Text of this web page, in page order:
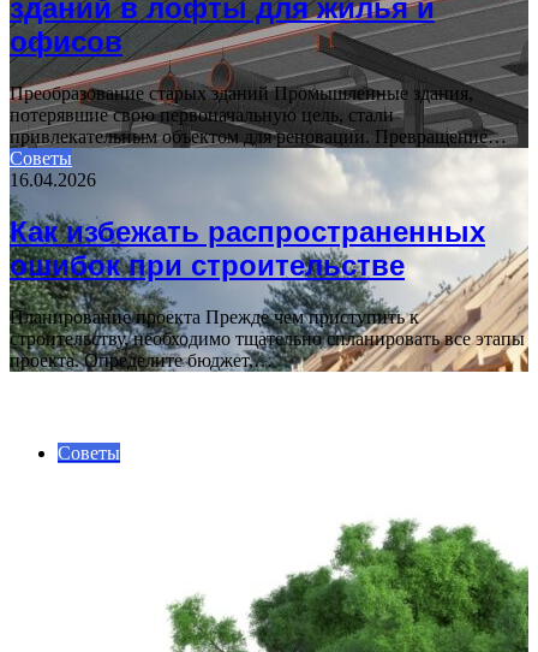
зданий в лофты для жилья и
офисов
Преобразование старых зданий Промышленные здания,
потерявшие свою первоначальную цель, стали
привлекательным объектом для реновации. Превращение…
Советы
16.04.2026
Как избежать распространенных
ошибок при строительстве
Планирование проекта Прежде чем приступить к
строительству, необходимо тщательно спланировать все этапы
проекта. Определите бюджет,…
Советы